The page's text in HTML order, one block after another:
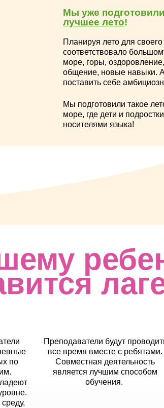
Мы уже
лучшее лето!
Планируя лето для
соответствовало
море, горы,
общение, новые навыки.
поставить себе
Мы подготовили такое
море, где дети и
носителями языка!
по
Преподаватели будут
все время вместе с ребятами.
Совместная деятельность
является лучшим способом
обучения.